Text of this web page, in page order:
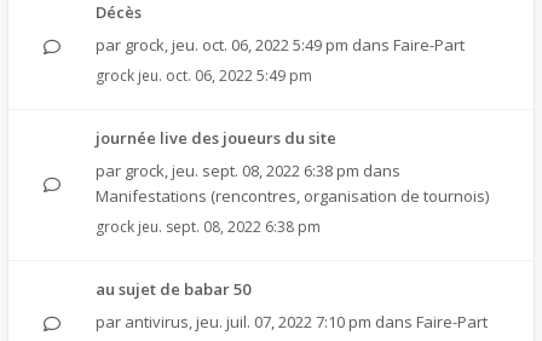
Décès
par grock, jeu. oct. 06, 2022 5:49 pm dans Faire-Part
grock jeu. oct. 06, 2022 5:49 pm
journée live des joueurs du site
par grock, jeu. sept. 08, 2022 6:38 pm dans
Manifestations (rencontres, organisation de tournois)
grock jeu. sept. 08, 2022 6:38 pm
au sujet de babar 50
par antivirus, jeu. juil. 07, 2022 7:10 pm dans Faire-Part